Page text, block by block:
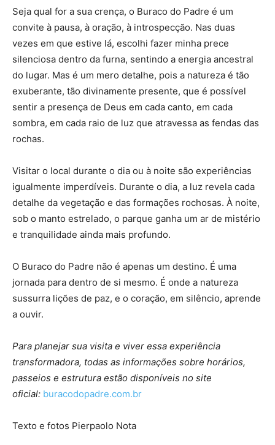
Seja qual for a sua crença, o Buraco do Padre é um
convite à pausa, à oração, à introspecção. Nas duas
vezes em que estive lá, escolhi fazer minha prece
silenciosa dentro da furna, sentindo a energia ancestral
do lugar. Mas é um mero detalhe, pois a natureza é tão
exuberante, tão divinamente presente, que é possível
sentir a presença de Deus em cada canto, em cada
sombra, em cada raio de luz que atravessa as fendas das
rochas.
Visitar o local durante o dia ou à noite são experiências
igualmente imperdíveis. Durante o dia, a luz revela cada
detalhe da vegetação e das formações rochosas. À noite,
sob o manto estrelado, o parque ganha um ar de mistério
e tranquilidade ainda mais profundo.
O Buraco do Padre não é apenas um destino. É uma
jornada para dentro de si mesmo. É onde a natureza
sussurra lições de paz, e o coração, em silêncio, aprende
a ouvir.
Para planejar sua visita e viver essa experiência
transformadora, todas as informações sobre horários,
passeios e estrutura estão disponíveis no site
oficial: buracodopadre.com.br
Texto e fotos Pierpaolo Nota